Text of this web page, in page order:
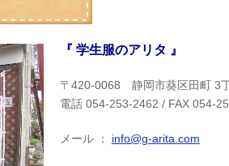
『 学生服のアリタ 』
〒420-0068 静岡市葵区田町 3
電話 054-253-2462 / FAX 054-
メール ： info@g-arita.com